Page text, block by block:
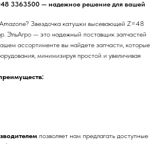
3363500 — надежное решение для вашей
Звездочка катушки высевающей Z=48
ЭльАгро — это надежный поставщик запчастей
ассортименте вы найдете запчасти, которые
минимизируя простой и увеличивая
позволяет нам предлагать доступные